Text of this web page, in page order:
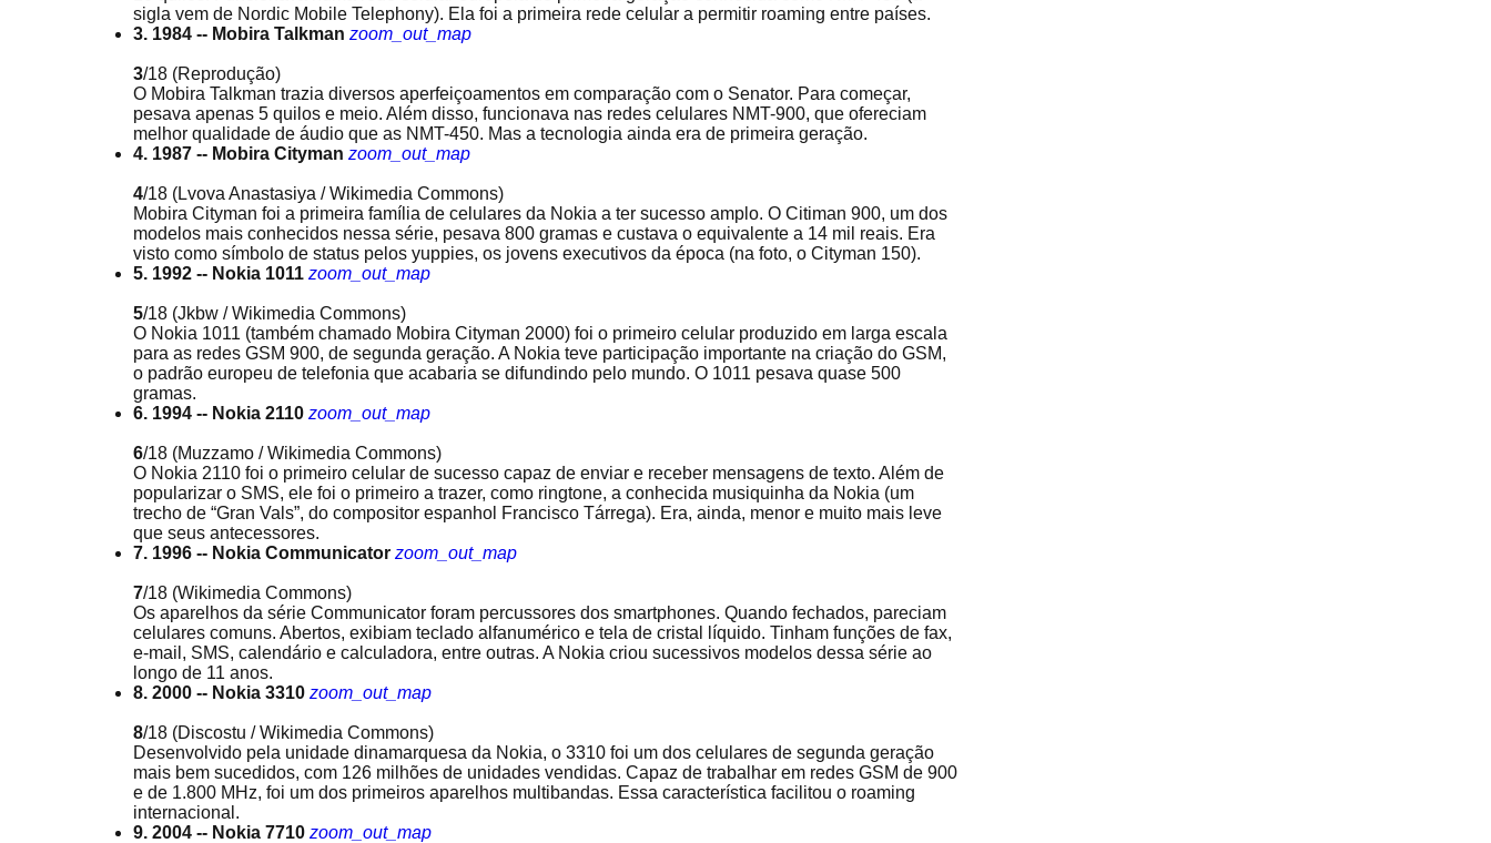
sigla vem de Nordic Mobile Telephony). Ela foi a primeira rede celular a permitir roaming entre países.
3. 1984 -- Mobira Talkman zoom_out_map
3/18 (Reprodução)
O Mobira Talkman trazia diversos aperfeiçoamentos em comparação com o Senator. Para começar,
pesava apenas 5 quilos e meio. Além disso, funcionava nas redes celulares NMT-900, que ofereciam
melhor qualidade de áudio que as NMT-450. Mas a tecnologia ainda era de primeira geração.
4. 1987 -- Mobira Cityman zoom_out_map
4/18 (Lvova Anastasiya / Wikimedia Commons)
Mobira Cityman foi a primeira família de celulares da Nokia a ter sucesso amplo. O Citiman 900, um dos
modelos mais conhecidos nessa série, pesava 800 gramas e custava o equivalente a 14 mil reais. Era
visto como símbolo de status pelos yuppies, os jovens executivos da época (na foto, o Cityman 150).
5. 1992 -- Nokia 1011 zoom_out_map
5/18 (Jkbw / Wikimedia Commons)
O Nokia 1011 (também chamado Mobira Cityman 2000) foi o primeiro celular produzido em larga escala
para as redes GSM 900, de segunda geração. A Nokia teve participação importante na criação do GSM,
o padrão europeu de telefonia que acabaria se difundindo pelo mundo. O 1011 pesava quase 500
gramas.
6. 1994 -- Nokia 2110 zoom_out_map
6/18 (Muzzamo / Wikimedia Commons)
O Nokia 2110 foi o primeiro celular de sucesso capaz de enviar e receber mensagens de texto. Além de
popularizar o SMS, ele foi o primeiro a trazer, como ringtone, a conhecida musiquinha da Nokia (um
trecho de “Gran Vals”, do compositor espanhol Francisco Tárrega). Era, ainda, menor e muito mais leve
que seus antecessores.
7. 1996 -- Nokia Communicator zoom_out_map
7/18 (Wikimedia Commons)
Os aparelhos da série Communicator foram percussores dos smartphones. Quando fechados, pareciam
celulares comuns. Abertos, exibiam teclado alfanumérico e tela de cristal líquido. Tinham funções de fax,
e-mail, SMS, calendário e calculadora, entre outras. A Nokia criou sucessivos modelos dessa série ao
longo de 11 anos.
8. 2000 -- Nokia 3310 zoom_out_map
8/18 (Discostu / Wikimedia Commons)
Desenvolvido pela unidade dinamarquesa da Nokia, o 3310 foi um dos celulares de segunda geração
mais bem sucedidos, com 126 milhões de unidades vendidas. Capaz de trabalhar em redes GSM de 900
e de 1.800 MHz, foi um dos primeiros aparelhos multibandas. Essa característica facilitou o roaming
internacional.
9. 2004 -- Nokia 7710 zoom_out_map